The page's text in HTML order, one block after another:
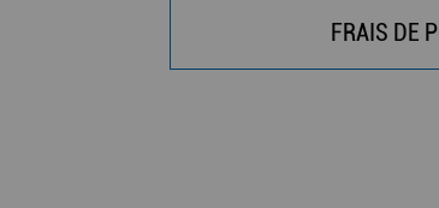
FRAIS DE